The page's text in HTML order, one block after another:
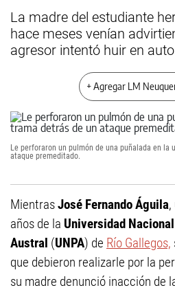
La madre del estudiante
hace meses venían
agresor intentó huir en
+ Agregar LM
Le perforaron un pulmón de una puñalada en la
ataque premeditado.
MientrasJosé Fernando Águila
años de la Universidad
Austral (UNPA) de Río Gallegos,
que debieron realizarle por la
su madre denunció inacción de